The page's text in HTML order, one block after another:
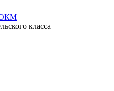
класса